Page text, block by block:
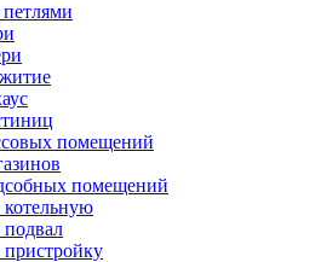
помещений
помещений